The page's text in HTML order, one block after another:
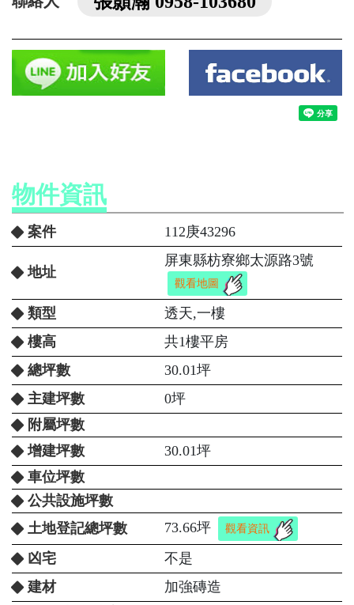
物件資訊
案件 112庚43296
地址
屏東縣枋寮鄉太源路3號
觀看地圖
類型
透天,一樓
樓高
共1樓平房
總坪數
30.01坪
主建坪數
0坪
附屬坪數
增建坪數
30.01坪
車位坪數
公共設施坪數
土地登記總坪數
73.66坪 觀看資訊
凶宅
不是
建材
加強磚造